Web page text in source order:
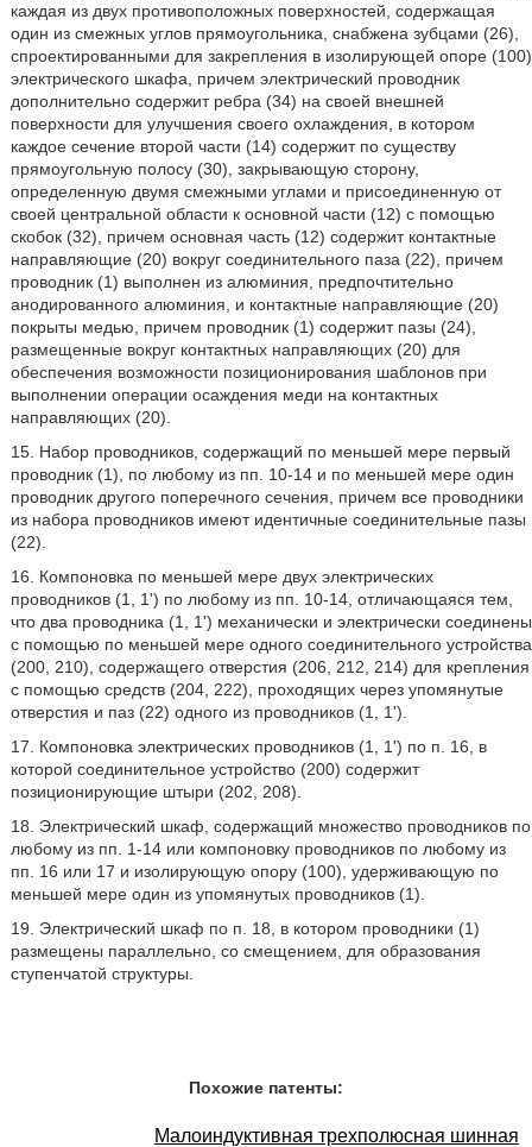
каждая из двух противоположных поверхностей, содержащая
один из смежных углов прямоугольника, снабжена зубцами (26),
спроектированными для закрепления в изолирующей опоре (100)
электрического шкафа, причем электрический проводник
дополнительно содержит ребра (34) на своей внешней
поверхности для улучшения своего охлаждения, в котором
каждое сечение второй части (14) содержит по существу
прямоугольную полосу (30), закрывающую сторону,
определенную двумя смежными углами и присоединенную от
своей центральной области к основной части (12) с помощью
скобок (32), причем основная часть (12) содержит контактные
направляющие (20) вокруг соединительного паза (22), причем
проводник (1) выполнен из алюминия, предпочтительно
анодированного алюминия, и контактные направляющие (20)
покрыты медью, причем проводник (1) содержит пазы (24),
размещенные вокруг контактных направляющих (20) для
обеспечения возможности позиционирования шаблонов при
выполнении операции осаждения меди на контактных
направляющих (20).
15. Набор проводников, содержащий по меньшей мере первый
проводник (1), по любому из пп. 10-14 и по меньшей мере один
проводник другого поперечного сечения, причем все проводники
из набора проводников имеют идентичные соединительные пазы
(22).
16. Компоновка по меньшей мере двух электрических
проводников (1, 1') по любому из пп. 10-14, отличающаяся тем,
что два проводника (1, 1') механически и электрически соединены
с помощью по меньшей мере одного соединительного устройства
(200, 210), содержащего отверстия (206, 212, 214) для крепления
с помощью средств (204, 222), проходящих через упомянутые
отверстия и паз (22) одного из проводников (1, 1').
17. Компоновка электрических проводников (1, 1') по п. 16, в
которой соединительное устройство (200) содержит
позиционирующие штыри (202, 208).
18. Электрический шкаф, содержащий множество проводников по
любому из пп. 1-14 или компоновку проводников по любому из
пп. 16 или 17 и изолирующую опору (100), удерживающую по
меньшей мере один из упомянутых проводников (1).
19. Электрический шкаф по п. 18, в котором проводники (1)
размещены параллельно, со смещением, для образования
ступенчатой структуры.
Похожие патенты:
Малоиндуктивная трехполюсная шинная